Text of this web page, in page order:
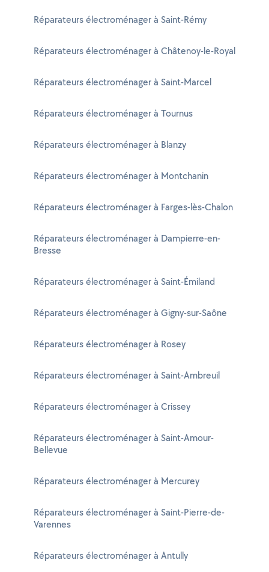
Réparateurs électroménager à Saint-Rémy
Réparateurs électroménager à Châtenoy-le-Royal
Réparateurs électroménager à Saint-Marcel
Réparateurs électroménager à Tournus
Réparateurs électroménager à Blanzy
Réparateurs électroménager à Montchanin
Réparateurs électroménager à Farges-lès-Chalon
Réparateurs électroménager à Dampierre-en-
Bresse
Réparateurs électroménager à Saint-Émiland
Réparateurs électroménager à Gigny-sur-Saône
Réparateurs électroménager à Rosey
Réparateurs électroménager à Saint-Ambreuil
Réparateurs électroménager à Crissey
Réparateurs électroménager à Saint-Amour-
Bellevue
Réparateurs électroménager à Mercurey
Réparateurs électroménager à Saint-Pierre-de-
Varennes
Réparateurs électroménager à Antully